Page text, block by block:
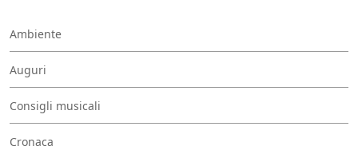
Ambiente
Auguri
Consigli musicali
Cronaca